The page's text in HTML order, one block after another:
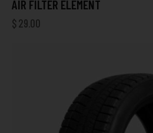
AIR FILTER ELEMENT
$29.00